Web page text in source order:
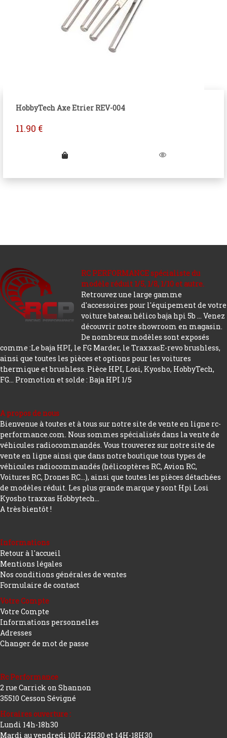
HobbyTech Axe Etrier REV-004
11.90 €
RC PERFORMANCE spécialiste du
modèle réduit 1/5, 1/8, 1/10 et autre.
Retrouvez une large gamme
d'accessoires pour l'équipement de votre
voiture bateau hélico baja hpi 5b ... Venez
découvrir notre showroom en magasin.
De nombreux modèles sont exposés
comme :Le baja HPI, le FG Marder, le TraxxasE-revo brushless,
ainsi que toutes les pièces et options pour les voitures
thermique et brushless. Pièce HPI, Losi, Kyosho, HobbyTech,
FG... Promotion et solde : Baja HPI 1/5
A propos de nous
Bienvenue à toutes et à tous sur notre site de vente en ligne rc-
performance.com. Nous sommes spécialisés dans la vente de
véhicules radiocommandés. Vous trouverez sur notre site de
vente en ligne ainsi que dans notre boutique tous types de
véhicules radiocommandés (hélicoptères RC, Avion RC,
Voitures RC, Drones RC…), ainsi que toutes les pièces détachées
de modèles réduit. Les plus grande marque y sont Hpi Losi
Kyosho traxxas Hobbytech...
A très bientôt !
Informations
Retour à l'accueil
Mentions légales
Nos conditions générales de ventes
Formulaire de contact
Votre Compte
Votre Compte
Informations personnelles
Adresses
Changer de mot de passe
Rc Performance
2 rue Carrick on Shannon
35510 Cesson Sévigné
Horaires ouverture :
Lundi 14h-18h30
Mardi au vendredi 10H-12H30 et 14H-18H30